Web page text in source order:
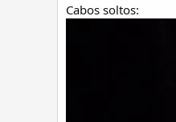
Cabos soltos: